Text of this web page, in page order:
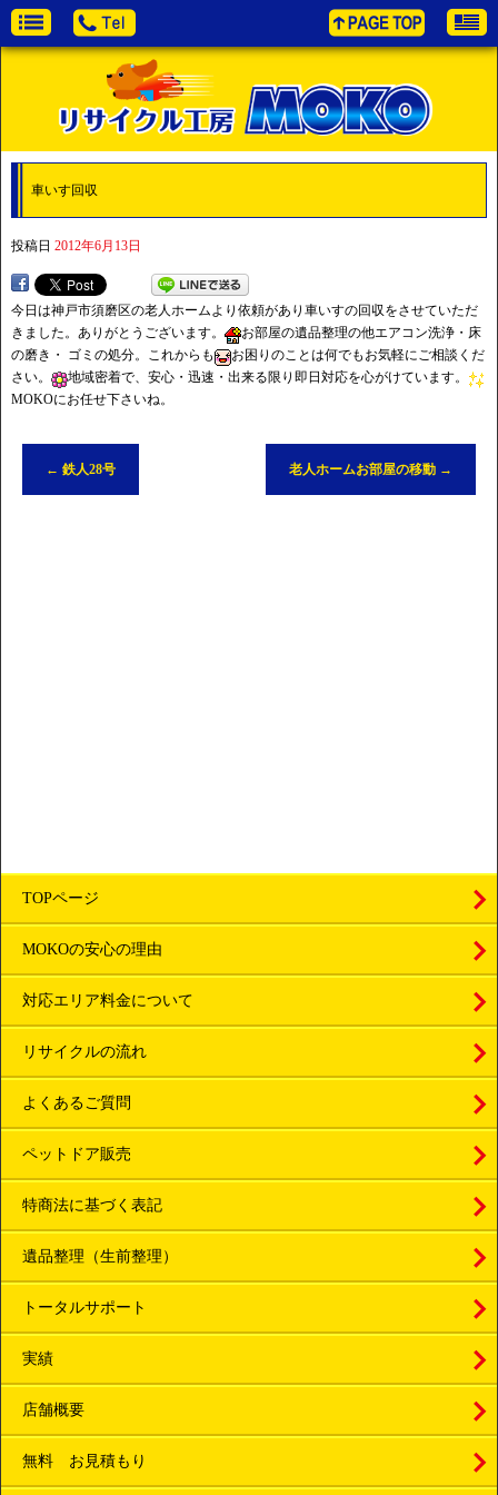
車いす回収
投稿日 2012年6月13日
今日は神戸市須磨区の老人ホームより依頼があり車いすの回収をさせていただ
きました。ありがとうございます。
お部屋の遺品整理の他エアコン洗浄・床
の磨き・ ゴミの処分。これからも
お困りのことは何でもお気軽にご相談くだ
さい。
地域密着で、安心・迅速・出来る限り即日対応を心がけています。
MOKOにお任せ下さいね。
← 鉄人28号 老人ホームお部屋の移動 →
TOPページ
MOKOの安心の理由
対応エリア料金について
リサイクルの流れ
よくあるご質問
ペットドア販売
特商法に基づく表記
遺品整理（生前整理）
トータルサポート
実績
店舗概要
無料 お見積もり